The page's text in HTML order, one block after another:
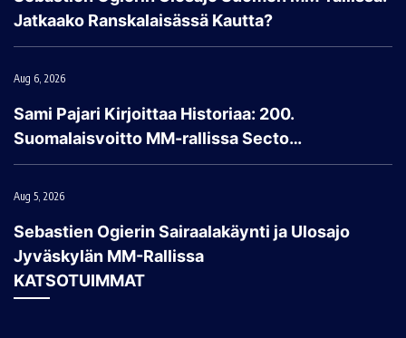
Jatkaako Ranskalaisässä Kautta?
Aug 6, 2026
Sami Pajari Kirjoittaa Historiaa: 200.
Suomalaisvoitto MM-rallissa Secto…
Aug 5, 2026
Sebastien Ogierin Sairaalakäynti ja Ulosajo
Jyväskylän MM-Rallissa
KATSOTUIMMAT